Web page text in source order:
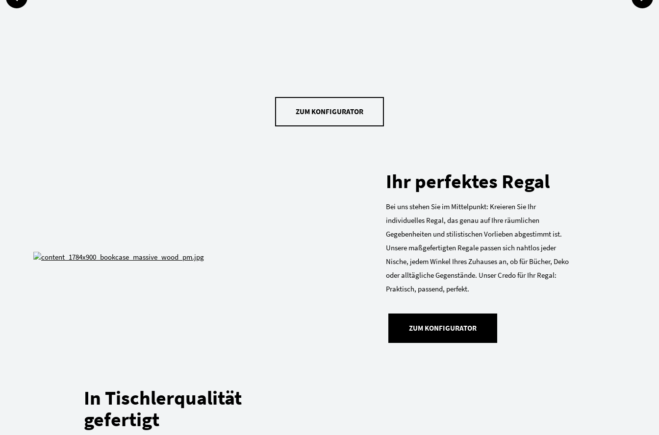
ZUM KONFIGURATOR
Ihr perfektes Regal
Bei uns stehen Sie im Mittelpunkt: Kreieren Sie Ihr
individuelles Regal, das genau auf Ihre räumlichen
Gegebenheiten und stilistischen Vorlieben abgestimmt ist.
Unsere maßgefertigten Regale passen sich nahtlos jeder
Nische, jedem Winkel Ihres Zuhauses an, ob für Bücher, Deko
oder alltägliche Gegenstände. Unser Credo für Ihr Regal:
Praktisch, passend, perfekt.
ZUM KONFIGURATOR
In Tischlerqualität
gefertigt